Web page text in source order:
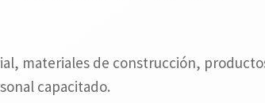
materiales de construcción,
capacitado.